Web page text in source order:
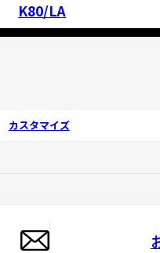
K80/LA
カスタマイズ